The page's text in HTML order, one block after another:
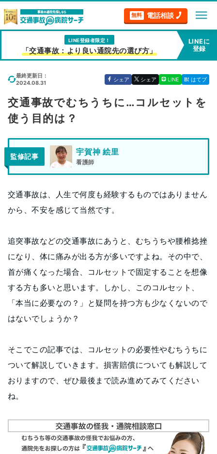
無料 電話相談 menu
LINE登録者限定！
「交通事故：より良い通院先の選び方」
LINEに
登録
最終更新日：
2024.08.31
シェア シェア LINE はてブ
交通事故でむちうちに…コルセットを
使う目的は？
監修記事 宇賀神 絵里
看護師
交通事故は、人生で何度も経験するものではありません
から、不安を感じて当然です。
追突事故などの交通事故にあうと、むちうちや腰椎捻挫
になり、体に痛みが出る方が多いですよね。その中で、
首が痛くなった場合、コルセットで固定することを想像
する方も多いと思います。しかし、このコルセット、
「本当に必要なの？」と疑問を持つ方も少なくないので
はないでしょうか？
そこでこの記事では、コルセットの必要性やむちうちに
ついて解説していきます。損害賠償についても解説して
おりますので、ぜひ最後まで読み進めてみてください
ね。